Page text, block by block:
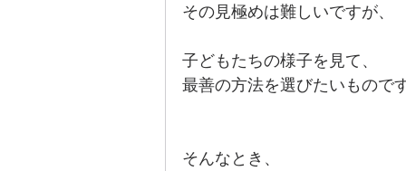
その見極めは難しいですが、
子どもたちの様子を見て、
最善の方法を選びたいものです
そんなとき、